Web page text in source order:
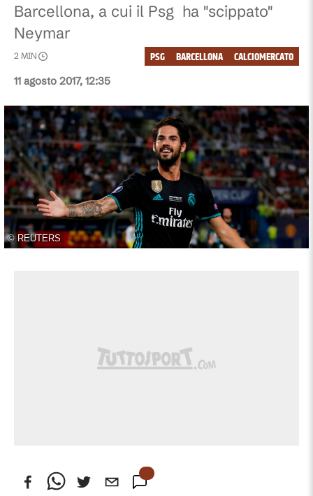
Barcellona, a cui il Psg ha "scippato"
Neymar
11 agosto 2017, 12:35
2 MIN CALCIOMERCATO
BARCELLONA
PSG
©REUTERS